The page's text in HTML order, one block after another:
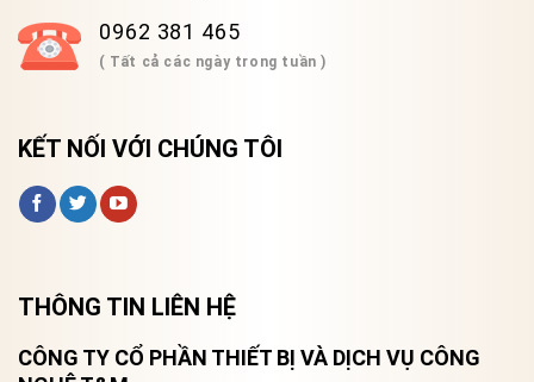
0962 381 465
( Tất cả các ngày trong tuần )
KẾT NỐI VỚI CHÚNG TÔI
THÔNG TIN LIÊN HỆ
CÔNG TY CỔ PHẦN THIẾT BỊ VÀ DỊCH VỤ CÔNG